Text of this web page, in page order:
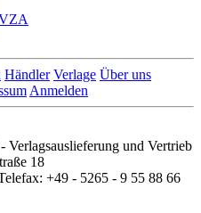
Händler Verlage Über uns
Anmelden
und Vertrieb
18
+49 - 5265 - 9 55 88 66